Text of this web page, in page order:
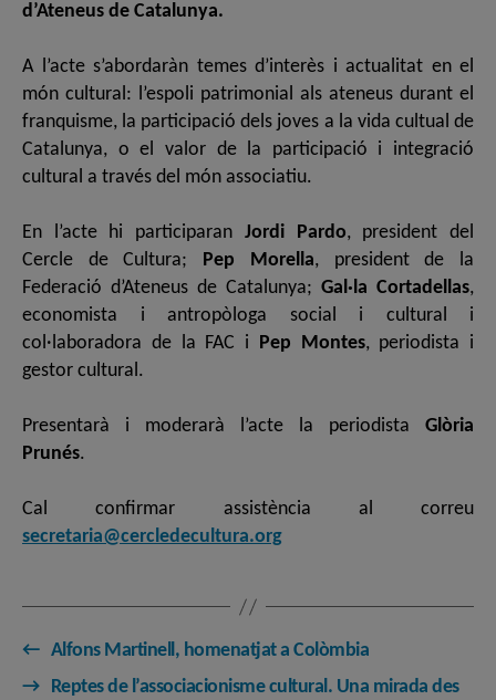
d’Ateneus de Catalunya.
A l’acte s’abordaràn temes d’interès i actualitat en el
món cultural: l’espoli patrimonial als ateneus durant el
franquisme, la participació dels joves a la vida cultual de
Catalunya, o el valor de la participació i integració
cultural a través del món associatiu.
En l’acte hi participaran Jordi Pardo, president del
Cercle de Cultura; Pep Morella, president de la
Federació d’Ateneus de Catalunya; Gal·la Cortadellas,
economista i antropòloga social i cultural i
col·laboradora de la FAC i Pep Montes, periodista i
gestor cultural.
Presentarà i moderarà l’acte la periodista Glòria
Prunés.
Cal confirmar assistència al correu
secretaria@cercledecultura.org
← Alfons Martinell, homenatjat a Colòmbia
→
Reptes de l’associacionisme cultural. Una mirada des